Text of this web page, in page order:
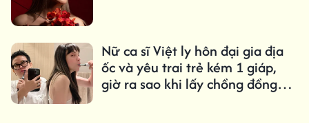
Nữ ca sĩ Việt ly hôn đại gia địa
ốc và yêu trai trẻ kém 1 giáp,
giờ ra sao khi lấy chồng đồng